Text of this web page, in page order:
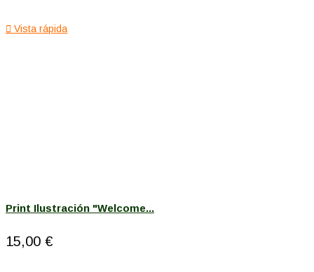
 Vista rápida
Print Ilustración "Welcome...
15,00 €